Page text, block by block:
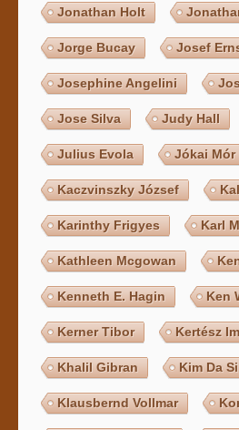
Jonathan Holt
Jorge Bucay Josef
Josephine Angelini
Jose Silva Judy Hall
Julius Evola Jókai Mór
Kaczvinszky József
Karinthy Frigyes Karl
Kathleen Mcgowan
Kenneth E. Hagin Ken
Kerner Tibor Kertész
Khalil Gibran Kim Da
Klausbernd Vollmar